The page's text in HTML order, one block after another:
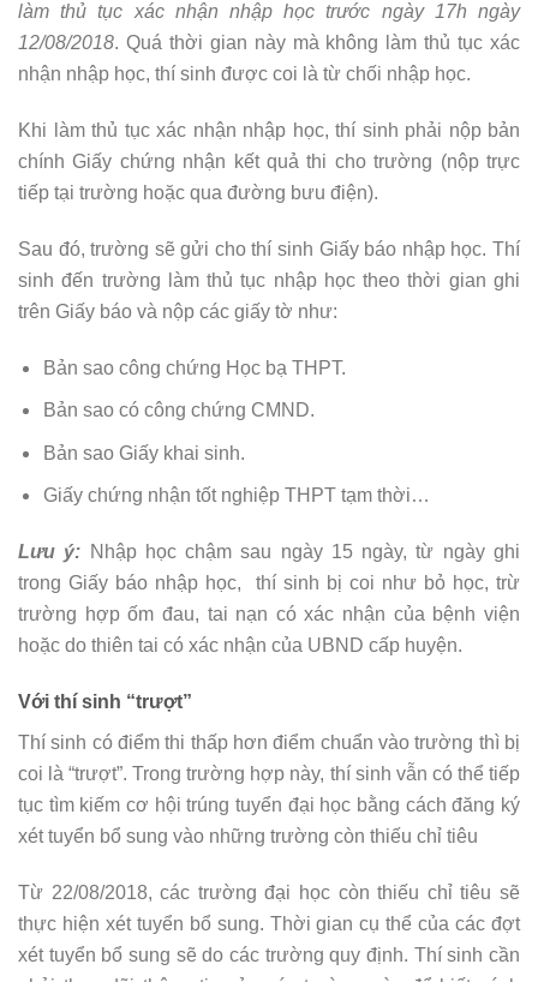
làm thủ tục xác nhận nhập học trước ngày 17h ngày
12/08/2018. Quá thời gian này mà không làm thủ tục xác
nhận nhập học, thí sinh được coi là từ chối nhập học.
Khi làm thủ tục xác nhận nhập học, thí sinh phải nộp bản
chính Giấy chứng nhận kết quả thi cho trường (nộp trực
tiếp tại trường hoặc qua đường bưu điện).
Sau đó, trường sẽ gửi cho thí sinh Giấy báo nhập học. Thí
sinh đến trường làm thủ tục nhập học theo thời gian ghi
trên Giấy báo và nộp các giấy tờ như:
Bản sao công chứng Học bạ THPT.
Bản sao có công chứng CMND.
Bản sao Giấy khai sinh.
Giấy chứng nhận tốt nghiệp THPT tạm thời…
Lưu ý: Nhập học chậm sau ngày 15 ngày, từ ngày ghi
trong Giấy báo nhập học, thí sinh bị coi như bỏ học, trừ
trường hợp ốm đau, tai nạn có xác nhận của bệnh viện
hoặc do thiên tai có xác nhận của UBND cấp huyện.
Với thí sinh “trượt”
Thí sinh có điểm thi thấp hơn điểm chuẩn vào trường thì bị
coi là “trượt”. Trong trường hợp này, thí sinh vẫn có thể tiếp
tục tìm kiếm cơ hội trúng tuyển đại học bằng cách đăng ký
xét tuyển bổ sung vào những trường còn thiếu chỉ tiêu
Từ 22/08/2018, các trường đại học còn thiếu chỉ tiêu sẽ
thực hiện xét tuyển bổ sung. Thời gian cụ thể của các đợt
xét tuyển bổ sung sẽ do các trường quy định. Thí sinh cần